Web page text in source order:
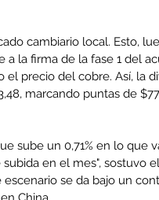
cambiario local. Esto,
a la firma de la fase 1 del
el precio del cobre. Así, la
marcando puntas de
sube un 0,71% en lo que
en el mes", sostuvo
escenario se da bajo un